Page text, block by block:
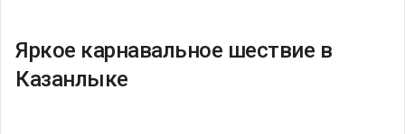
Яркое карнавальное шествие в
Казанлыке